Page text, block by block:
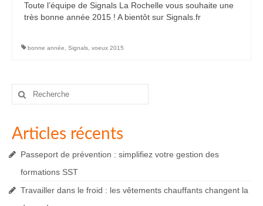
Toute l’équipe de Signals La Rochelle vous souhaite une
très bonne année 2015 ! A bientôt sur Signals.fr
bonne année Signals voeux 2015
Rechercher
Articles récents
Passeport de prévention : simplifiez votre gestion des
formations SST
Travailler dans le froid : les vêtements chauffants changent la